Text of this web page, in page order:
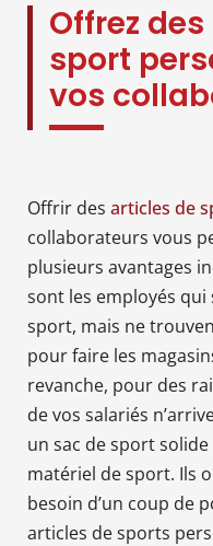
Offrez
sport
vos
Offrir des articles de
collaborateurs vous
plusieurs avantages
sont les employés
sport, mais ne
pour faire les
revanche, pour des
de vos salariés
un sac de sport
matériel de sport. Ils
besoin d’un coup de
articles de sports